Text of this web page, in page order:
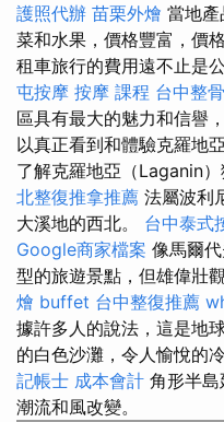
護照代辦 苗栗外燴 當地
菜和水果，價格豐富，價
租車旅行的費用遠不止是
屯按摩 按摩 課程 台中整
區具有最大的魅力和信譽
以真正看到和體驗克羅地
了解克羅地亞（Laganin）
北整復推拿推薦 法屬波利
大溪地的西北。 台中泰式
Google商家檔案 像馬爾
型的旅遊景點，但雄偉壯
燴 buffet 台中整復推薦
據許多人的說法，這是地
的白色沙灘，令人愉悅的
記帳士 成本會計 角形半
潮流和風改變。